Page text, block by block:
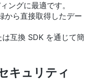
ングに最適です。
から直接取得したデー
は互換 SDK を通じて簡
キュリティ